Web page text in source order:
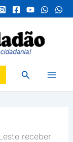
Pesquisar
receber